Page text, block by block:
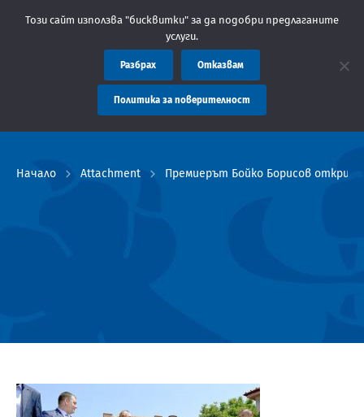
Съобщение: Областна администрация Пловдив
Начало Attachment Премиерът Бойко Борисов откри
Този сайт използва "бисквитки" за да подобри предлаганите
услуги.
Разбрах Отказвам
Политика за поверителност